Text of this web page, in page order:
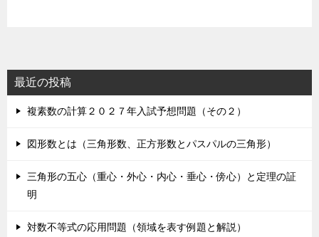
最近の投稿
複素数の計算２０２７年入試予想問題（その２）
図形数とは（三角形数、正方形数とパスパルの三角形）
三角形の五心（重心・外心・内心・垂心・傍心）と定理の証
明
対数不等式の応用問題（領域を表す例題と解説）